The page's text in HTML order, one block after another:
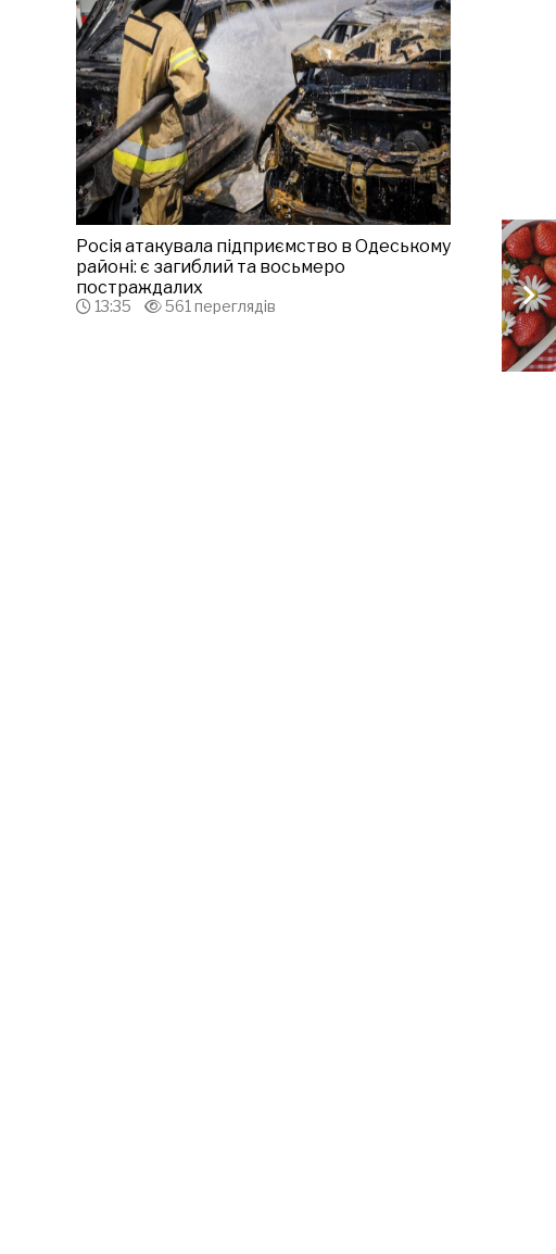
Росія атакувала підприємство в Одеському
районі: є загиблий та восьмеро
постраждалих
13:35 561 переглядів